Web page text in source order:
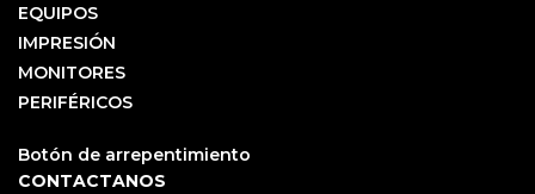
EQUIPOS
IMPRESIÓN
MONITORES
PERIFÉRICOS
Botón de arrepentimiento
CONTACTANOS